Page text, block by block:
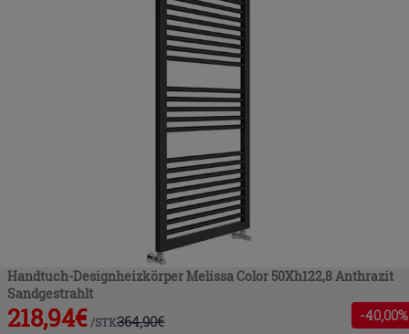
Handtuch-Designheizkörper Melissa Color 50Xh122,8 Anthrazit
Sandgestrahlt
218,94€ /STK364,90€ -40,00%